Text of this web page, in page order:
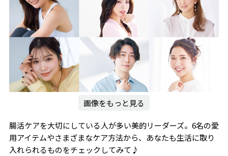
画像をもっと見る
腸活ケアを大切にしている人が多い美的リーダーズ。6名の愛
用アイテムやさまざまなケア方法から、あなたも生活に取り
入れられるものをチェックしてみて♪